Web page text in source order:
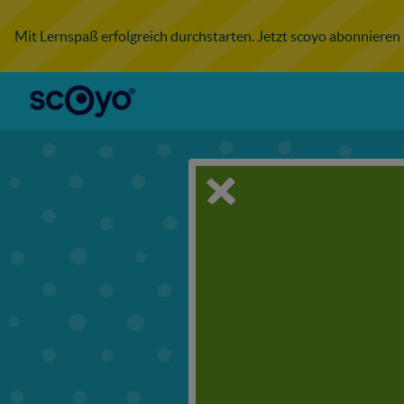
Mit Lernspaß erfolgreich durchstarten. Jetzt scoyo